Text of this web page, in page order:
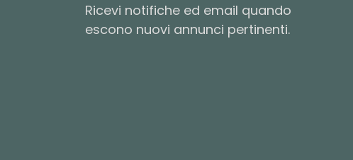
Ricevi notifiche ed email quando
escono nuovi annunci pertinenti.